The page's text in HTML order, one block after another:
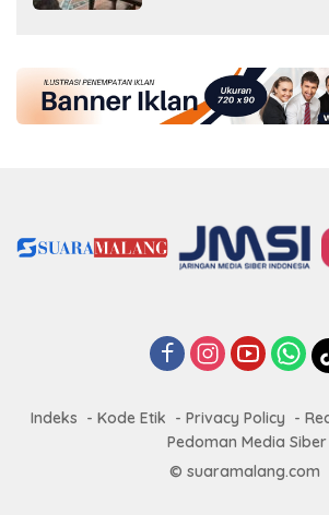
Indeks Kode Etik Privacy Policy
Pedoman Media Siber
© suaramalang.com